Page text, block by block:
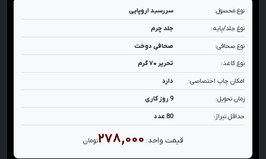
نوع محصول: سررسید اروپایی
نوع جلد/پایه: جلد چرم
نوع صحافی: صحافی دوخت
نوع کاغذ: تحریر ۷۰ گرم
امکان چاپ اختصاصی: دارد
زمان تحویل: 9 روز کاری
حداقل تیراژ: 80 عدد
قیمت واحد: ۲۷۸,۰۰۰تومان